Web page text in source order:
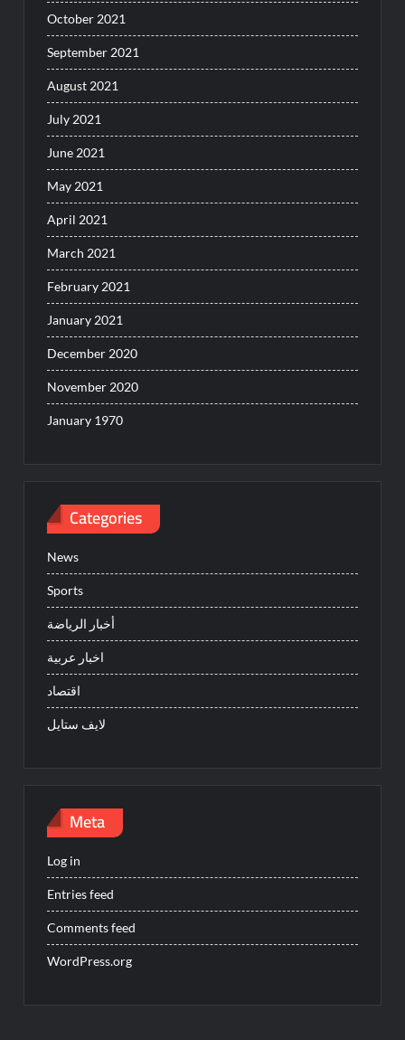
October 2021
September 2021
August 2021
July 2021
June 2021
May 2021
April 2021
March 2021
February 2021
January 2021
December 2020
November 2020
January 1970
Categories
News
Sports
أخبار الرياضة
اخبار عربية
اقتصاد
لايف ستايل
Meta
Log in
Entries feed
Comments feed
WordPress.org